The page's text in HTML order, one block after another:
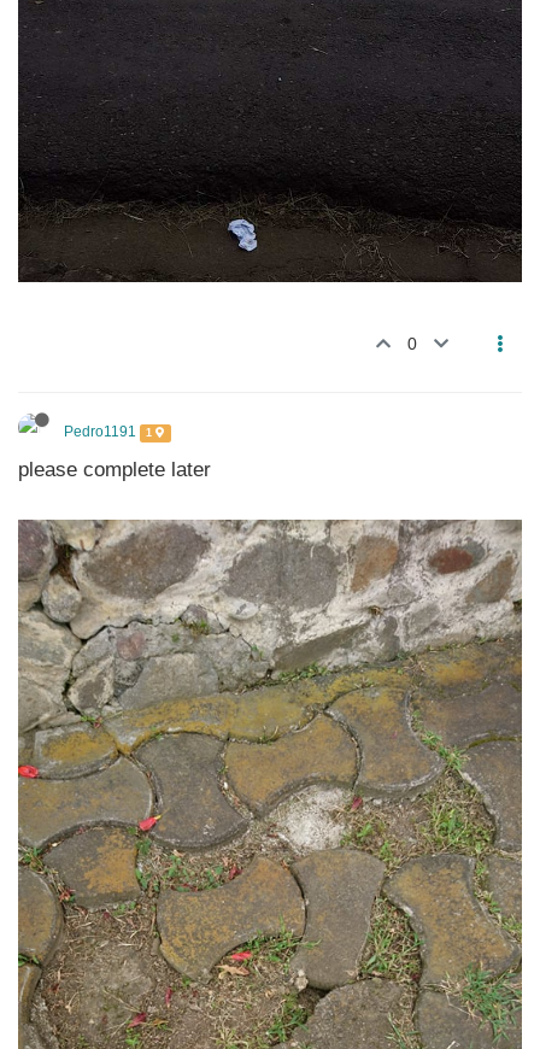
0
Pedro1191 1
please complete later